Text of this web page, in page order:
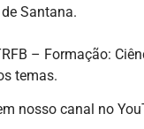
Santana.
– Formação:
temas.
nosso canal no